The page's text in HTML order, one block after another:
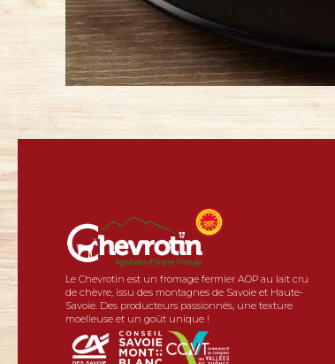
Le Chevrotin est un fromage fermier AOP au lait cru
de chèvre, issu des montagnes de Savoie et Haute-
Savoie. Des producteurs passionnés, une texture
moelleuse et un goût unique !